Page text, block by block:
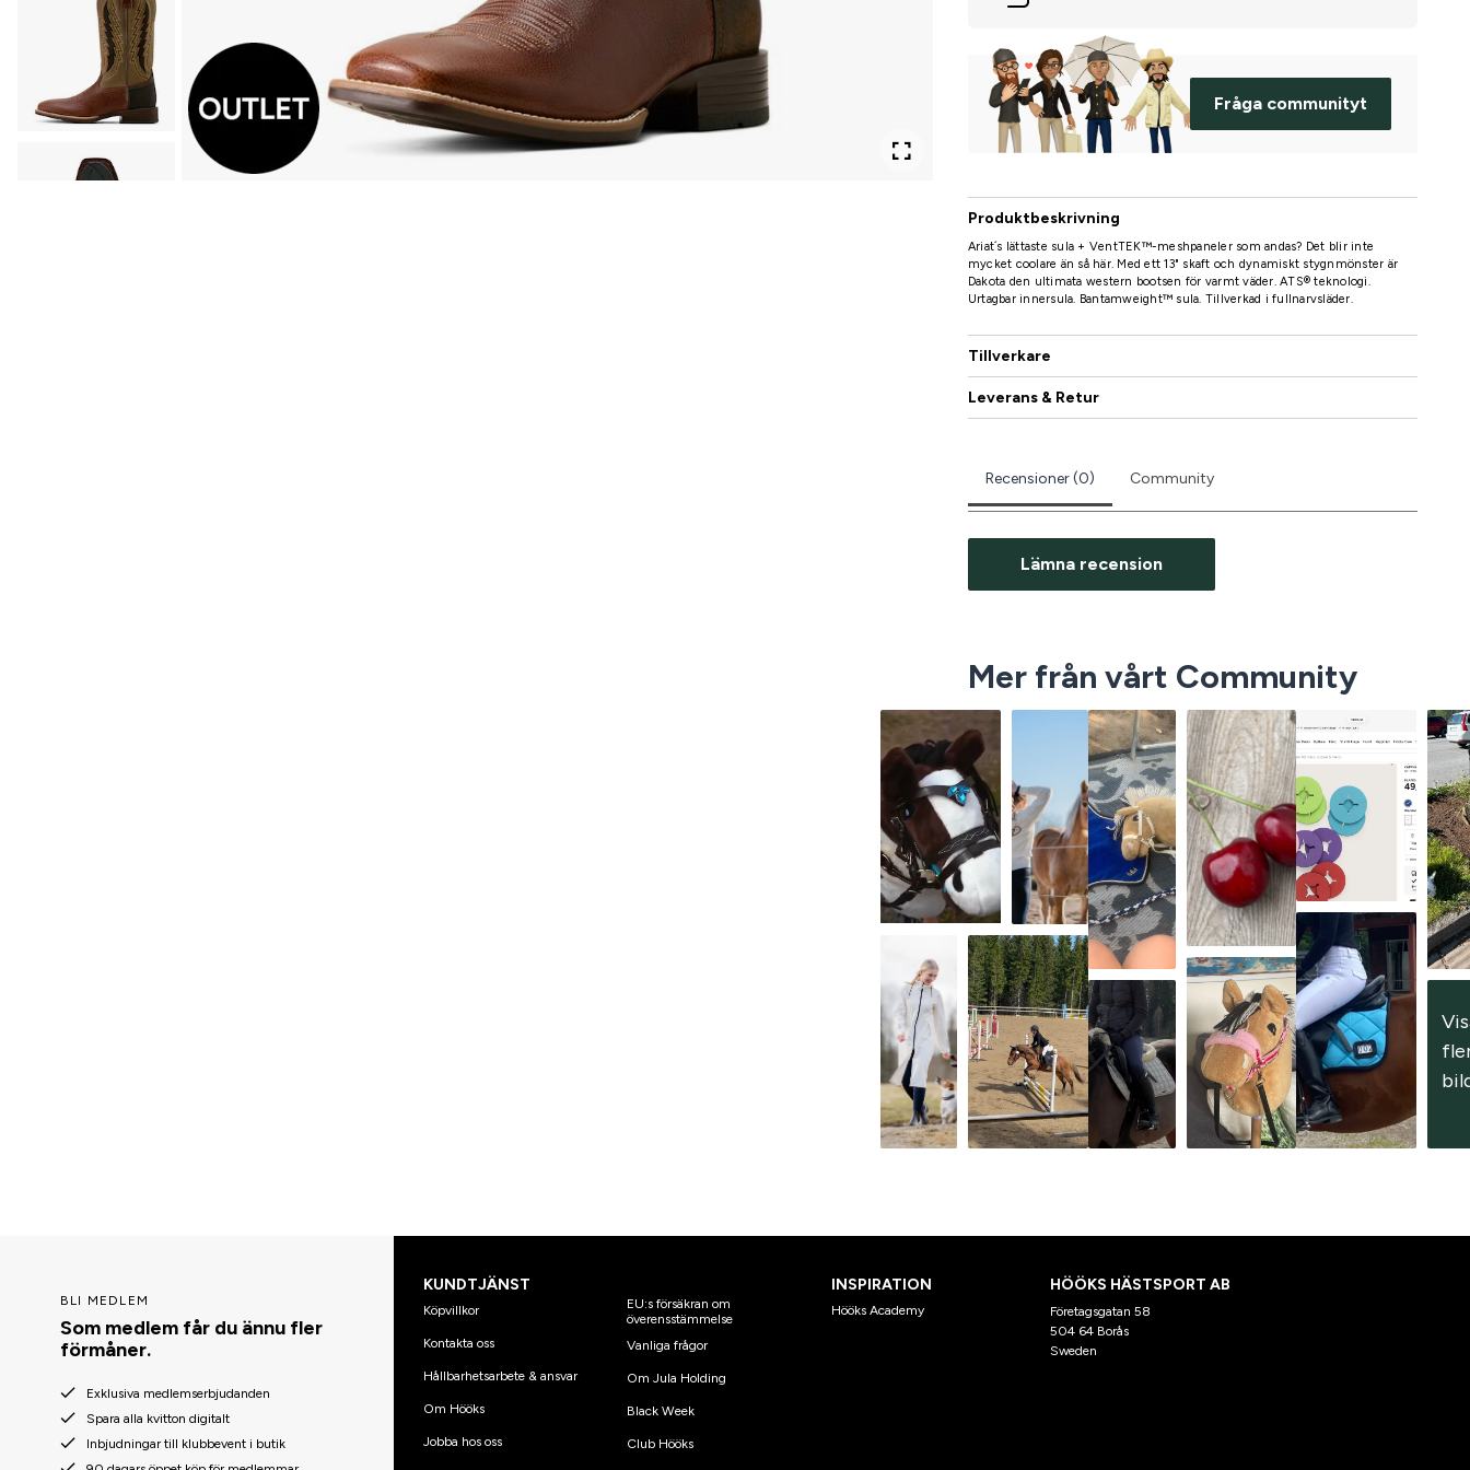
Fråga communityt
Produktbeskrivning
Ariat´s lättaste sula + VentTEK™-meshpaneler som andas? Det blir inte
mycket coolare än så här. Med ett 13" skaft och dynamiskt stygnmönster är
Dakota den ultimata western bootsen för varmt väder. ATS® teknologi.
Urtagbar innersula. Bantamweight™ sula. Tillverkad i fullnarvsläder.
Tillverkare
Leverans & Retur
Recensioner (0) Community
Lämna recension
Mer från vårt Community
BLI MEDLEM
Som medlem får du ännu fler
förmåner.
Exklusiva medlemserbjudanden
Spara alla kvitton digitalt
Inbjudningar till klubbevent i butik
KUNDTJÄNST
Köpvillkor
Kontakta oss
Hållbarhetsarbete & ansvar
Om Hööks
Jobba hos oss
EU:s försäkran om
överensstämmelse
Vanliga frågor
Om Jula Holding
Black Week
Club Hööks
INSPIRATION
Hööks Academy
HÖÖKS HÄSTSPORT AB
Företagsgatan 58
504 64 Borås
Sweden